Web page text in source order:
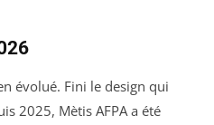
évolué. Fini le design qui
2025, Mètis AFPA a été